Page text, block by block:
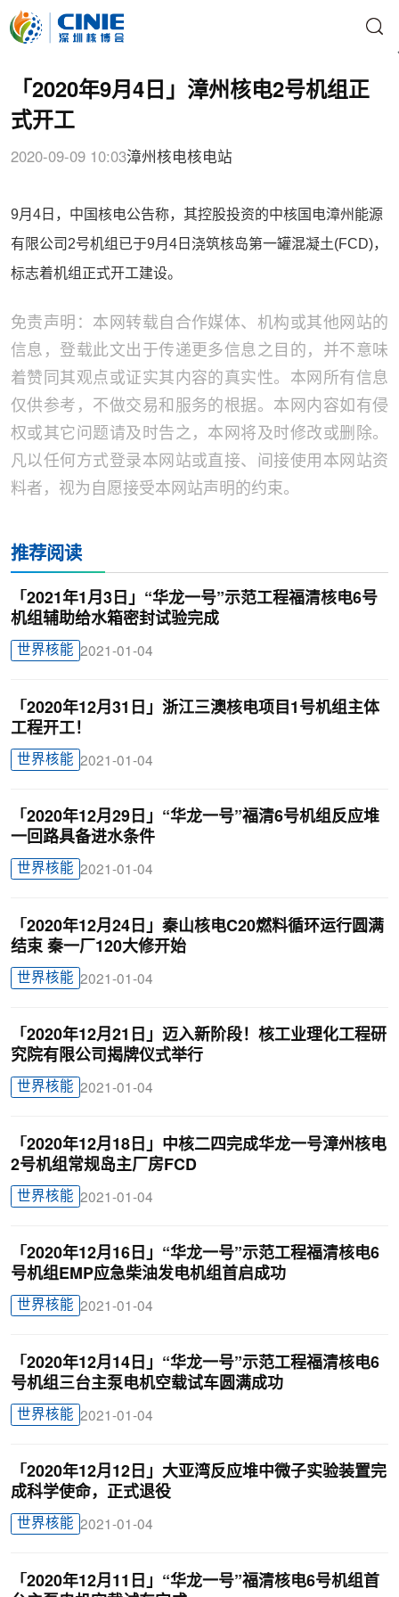
「2020年9月4日」漳州核电2号机组正
式开工
2020-09-09 10:03漳州核电核电站
9月4日，中国核电公告称，其控股投资的中核国电漳州能源
有限公司2号机组已于9月4日浇筑核岛第一罐混凝土(FCD)，
标志着机组正式开工建设。
免责声明：本网转载自合作媒体、机构或其他网站的
信息，登载此文出于传递更多信息之目的，并不意味
着赞同其观点或证实其内容的真实性。本网所有信息
仅供参考，不做交易和服务的根据。本网内容如有侵
权或其它问题请及时告之，本网将及时修改或删除。
凡以任何方式登录本网站或直接、间接使用本网站资
料者，视为自愿接受本网站声明的约束。
推荐阅读
「2021年1月3日」“华龙一号”示范工程福清核电6号
机组辅助给水箱密封试验完成
世界核能 2021-01-04
「2020年12月31日」浙江三澳核电项目1号机组主体
工程开工！
世界核能 2021-01-04
「2020年12月29日」“华龙一号”福清6号机组反应堆
一回路具备进水条件
世界核能 2021-01-04
「2020年12月24日」秦山核电C20燃料循环运行圆满
结束 秦一厂120大修开始
世界核能 2021-01-04
「2020年12月21日」迈入新阶段！核工业理化工程研
究院有限公司揭牌仪式举行
世界核能 2021-01-04
「2020年12月18日」中核二四完成华龙一号漳州核电
2号机组常规岛主厂房FCD
世界核能 2021-01-04
「2020年12月16日」“华龙一号”示范工程福清核电6
号机组EMP应急柴油发电机组首启成功
世界核能 2021-01-04
「2020年12月14日」“华龙一号”示范工程福清核电6
号机组三台主泵电机空载试车圆满成功
世界核能 2021-01-04
「2020年12月12日」大亚湾反应堆中微子实验装置完
成科学使命，正式退役
世界核能 2021-01-04
「2020年12月11日」“华龙一号”福清核电6号机组首